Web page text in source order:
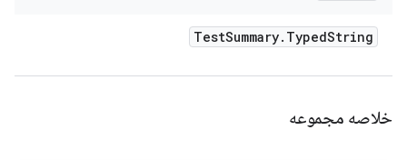
TestSummary. TypedString
خلاصه مجموعه